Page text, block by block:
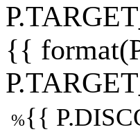
{{
%{{